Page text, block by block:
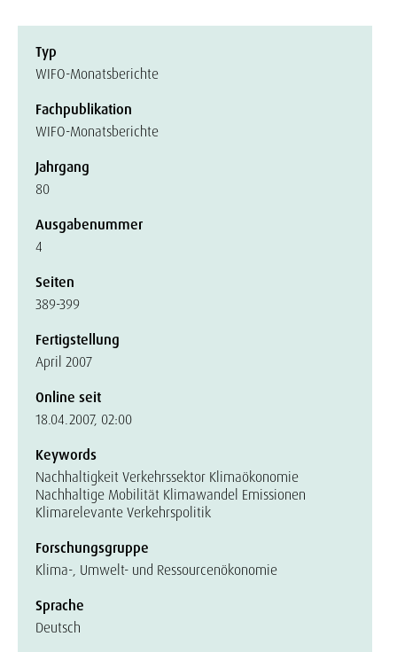
Typ
WIFO-Monatsberichte
Fachpublikation
WIFO-Monatsberichte
Jahrgang
80
Ausgabenummer
4
Seiten
389-399
Fertigstellung
April 2007
Online seit
18.04.2007, 02:00
Keywords
Nachhaltigkeit Verkehrssektor Klimaökonomie
Nachhaltige Mobilität Klimawandel Emissionen
Klimarelevante Verkehrspolitik
Forschungsgruppe
Klima-, Umwelt- und Ressourcenökonomie
Sprache
Deutsch